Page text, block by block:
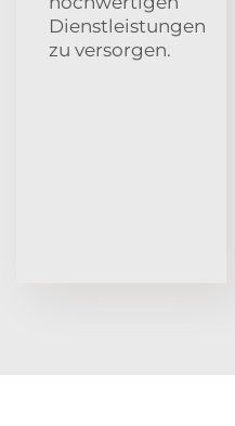
Dienstleistungen
zu versorgen.